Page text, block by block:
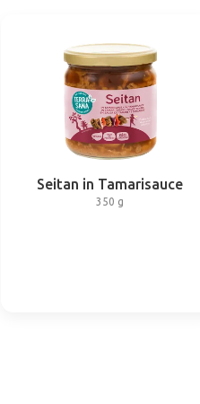
Seitan in Tamarisauce
350 g